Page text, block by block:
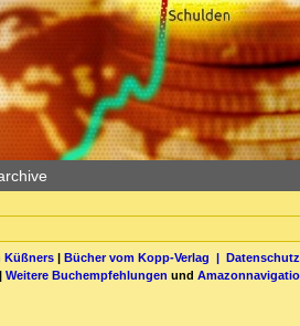
Küßners| Bücher vom Kopp-Verlag |
Weitere Buchempfehlungen und